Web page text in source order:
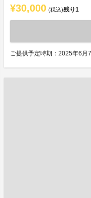
¥30,000 (税込)残り1
ご提供予定時期：2025年6月